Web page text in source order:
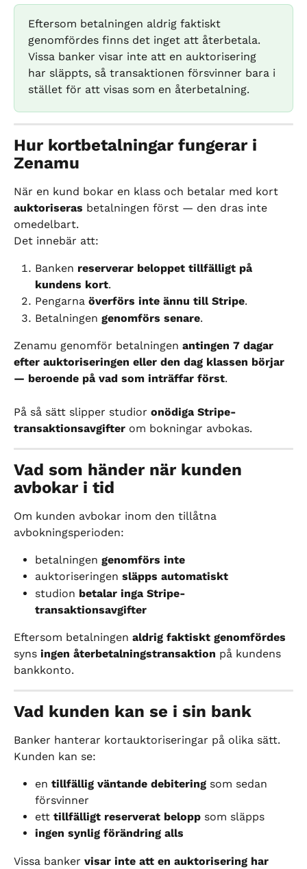
Eftersom betalningen aldrig faktiskt
genomfördes finns det inget att återbetala.
Vissa banker visar inte att en auktorisering
har släppts, så transaktionen försvinner bara i
stället för att visas som en återbetalning.
Hur kortbetalningar fungerar i
Zenamu
När en kund bokar en klass och betalar med kort
auktoriseras betalningen först — den dras inte
omedelbart.
Det innebär att:
Banken reserverar beloppet tillfälligt på
kundens kort.
Pengarna överförs inte ännu till Stripe.
Betalningen genomförs senare.
Zenamu genomför betalningen antingen 7 dagar
efter auktoriseringen eller den dag klassen börjar
— beroende på vad som inträffar först.
På så sätt slipper studior onödiga Stripe-
transaktionsavgifter om bokningar avbokas.
Vad som händer när kunden
avbokar i tid
Om kunden avbokar inom den tillåtna
avbokningsperioden:
betalningen genomförs inte
auktoriseringen släpps automatiskt
studion betalar inga Stripe-
transaktionsavgifter
Eftersom betalningen aldrig faktiskt genomfördes
syns ingen återbetalningstransaktion på kundens
bankkonto.
Vad kunden kan se i sin bank
Banker hanterar kortauktoriseringar på olika sätt.
Kunden kan se:
en tillfällig väntande debitering som sedan
försvinner
ett tillfälligt reserverat belopp som släpps
ingen synlig förändring alls
Vissa banker visar inte att en auktorisering har